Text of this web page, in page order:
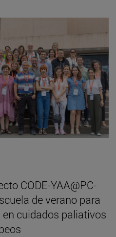
CODE-YAA@PC-
de verano para
cuidados paliativos